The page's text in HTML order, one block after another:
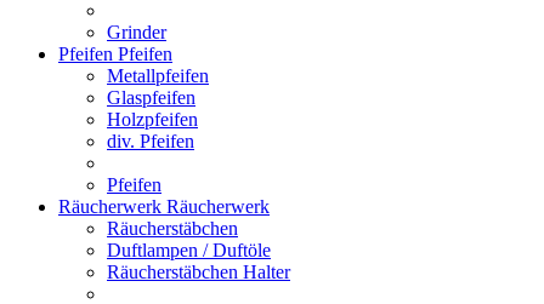
Grinder
Pfeifen Pfeifen
Metallpfeifen
Glaspfeifen
Holzpfeifen
div. Pfeifen
Pfeifen
Räucherwerk Räucherwerk
Räucherstäbchen
Duftlampen / Duftöle
Räucherstäbchen Halter